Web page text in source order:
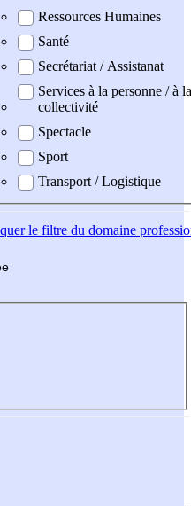
Ressources Humaines
Santé
Secrétariat / Assistanat
Services à la personne / à la
collectivité
Spectacle
Sport
Transport / Logistique
le filtre du domaine